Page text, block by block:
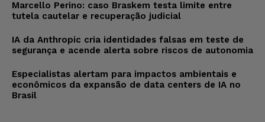
Marcello Perino: caso Braskem testa limite entre
tutela cautelar e recuperação judicial
IA da Anthropic cria identidades falsas em teste de
segurança e acende alerta sobre riscos de autonomia
Especialistas alertam para impactos ambientais e
econômicos da expansão de data centers de IA no
Brasil